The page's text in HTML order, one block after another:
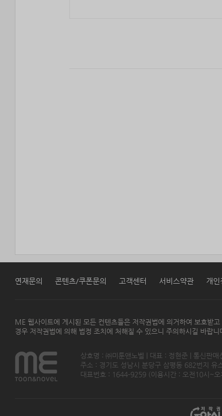
연재문의 콘텐츠/쿠폰문의 고객센터 서비스약관 개인
ME 웹사이트에 게시된 모든 컨텐츠들은 저작권법에 의거하여 보호받
경우 저작권법에 의해 법정 조치에 처해질 수 있으니 주의하시길 바랍니
상호명 : ㈜미툰앤노벨 | 대표 : 정현준 | 통신판
주소 : 경기도 성남시 분당구 삼평동 682번지
대표번호 : 1644-9259 (이용시간 : 오전10시~